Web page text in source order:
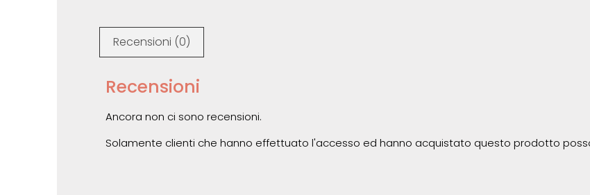
Recensioni (0)
Recensioni
Ancora non ci sono recensioni.
Solamente clienti che hanno effettuato l'accesso ed hanno acquistato questo prodotto